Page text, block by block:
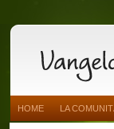
HOME LA